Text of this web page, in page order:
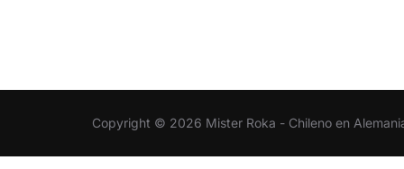
Copyright © 2026 Mister Roka - Chileno en